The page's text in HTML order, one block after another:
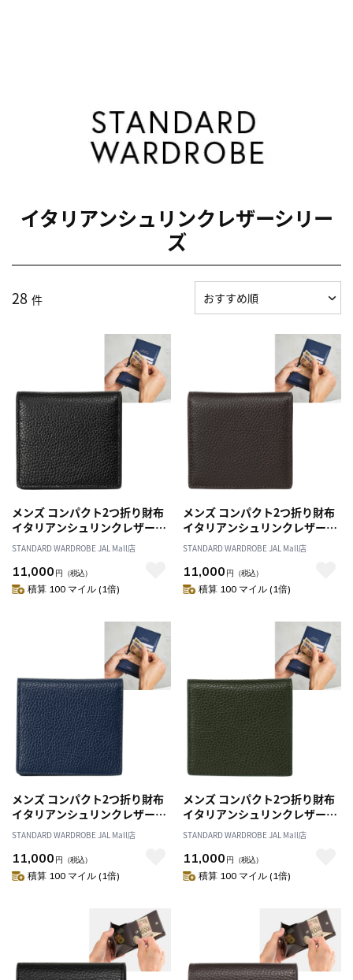
イタリアンシュリンクレザーシリー
ズ
28 件
メンズ コンパクト2つ折り財布
イタリアンシュリンクレザー・
ブラック／財布 紳士 薄型 コン
パクトウォレット 二つ折り財布
スマート 革 本革 レザー 春財布
クリスマス 父の日 誕生日 プレ
STANDARD WARDROBE JAL Mall店
11,000 円 （税込）
積算 100 マイル (1倍)
メンズ コンパクト2つ折り財布
イタリアンシュリンクレザー・
ダークブラウン／財布 紳士 薄
型 コンパクトウォレット 二つ
折り財布 スマート 革 本革 レザ
ー 春財布 クリスマス 父の日 誕
STANDARD WARDROBE JAL Mall店
11,000 円 （税込）
積算 100 マイル (1倍)
メンズ コンパクト2つ折り財布
イタリアンシュリンクレザー・
ネイビー／財布 紳士 薄型 コン
パクトウォレット 二つ折り財布
スマート 革 本革 レザー 春財布
クリスマス 父の日 誕生日 プレ
STANDARD WARDROBE JAL Mall店
11,000 円 （税込）
積算 100 マイル (1倍)
メンズ コンパクト2つ折り財布
イタリアンシュリンクレザー・
オリーブ／財布 紳士 薄型 コン
パクトウォレット 二つ折り財布
スマート 革 本革 レザー 春財布
クリスマス 父の日 誕生日 プレ
STANDARD WARDROBE JAL Mall店
11,000 円 （税込）
積算 100 マイル (1倍)